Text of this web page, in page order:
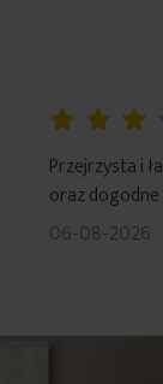
Przejrzysta i
oraz
06-08-2026